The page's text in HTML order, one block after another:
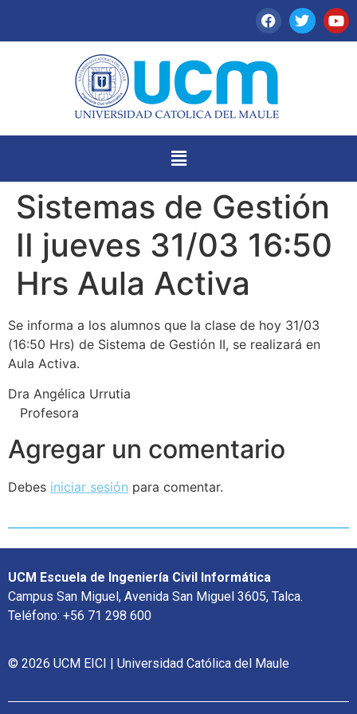
Sistemas de Gestión
II jueves 31/03 16:50
Hrs Aula Activa
Se informa a los alumnos que la clase de hoy 31/03
(16:50 Hrs) de Sistema de Gestión II, se realizará en
Aula Activa.
Dra Angélica Urrutia
Profesora
Agregar un comentario
Debes iniciar sesión para comentar.
UCM Escuela de Ingeniería Civil Informática
Campus San Miguel, Avenida San Miguel 3605, Talca.
Teléfono: +56 71 298 600
© 2026 UCM EICI | Universidad Católica del Maule